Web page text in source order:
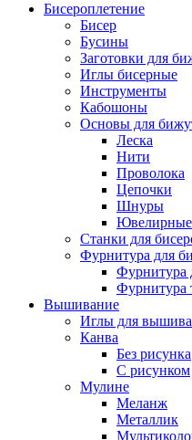
Бисероплетение
Бисер
Бусины
Заготовки для
Иглы бисерные
Инструменты
Кабошоны
Основы для
Леска
Нити
Проволока
Цепочки
Шнуры
Станки для
Фурнитура для
Фурнитура
Фурнитура
Вышивание
Иглы для
Канва
Без рисунка
С рисунком
Мулине
Меланж
Металлик